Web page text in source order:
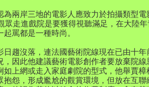
為兩岸三地的電影人應致力於拍攝類型
眾走進戲院是要獲得視聽滿足，在大陸
罵都是一種時尚。
日趨沒落，連法國藝術院線現在已由十
，因此他建議藝術電影創作者要放棄院
如上網或走入家庭劇院的型式，他舉賈
抱怨，形成尷尬的觀賞環境，但放在互聯